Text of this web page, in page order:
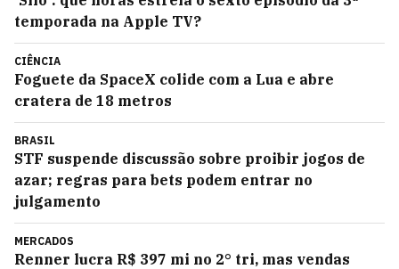
temporada na Apple TV?
CIÊNCIA
Foguete da SpaceX colide com a Lua e abre
cratera de 18 metros
BRASIL
STF suspende discussão sobre proibir jogos de
azar; regras para bets podem entrar no
julgamento
MERCADOS
Renner lucra R$ 397 mi no 2° tri, mas vendas